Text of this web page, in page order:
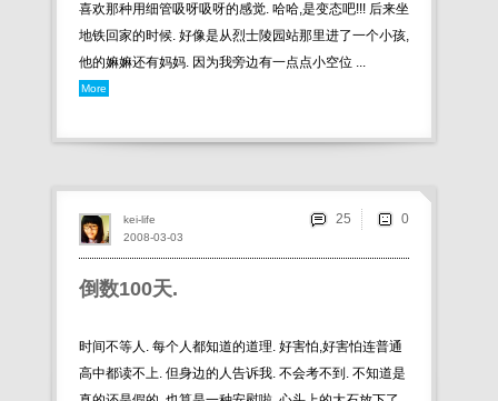
喜欢那种用细管吸呀吸呀的感觉. 哈哈,是变态吧!!! 后来坐
地铁回家的时候. 好像是从烈士陵园站那里进了一个小孩,
他的嫲嫲还有妈妈. 因为我旁边有一点点小空位 ...
More
倒数100天.
时间不等人. 每个人都知道的道理. 好害怕,好害怕连普通
高中都读不上. 但身边的人告诉我. 不会考不到. 不知道是
2008-03-03
kei-life 25